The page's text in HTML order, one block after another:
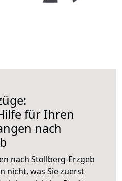
für Ihren
nach
nach Stollberg-Erzgeb
nicht, was Sie zuerst